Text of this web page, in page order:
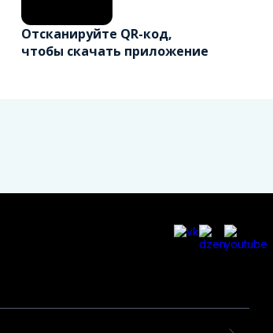
Отсканируйте QR-код,
чтобы скачать приложение